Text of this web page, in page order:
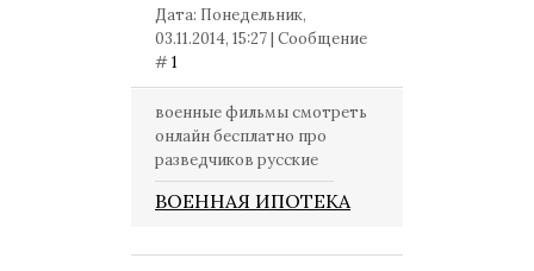
Дата: Понедельник,
03.11.2014, 15:27 | Сообщение
#1
военные фильмы смотреть
онлайн бесплатно про
разведчиков русские
ВОЕННАЯ ИПОТЕКА